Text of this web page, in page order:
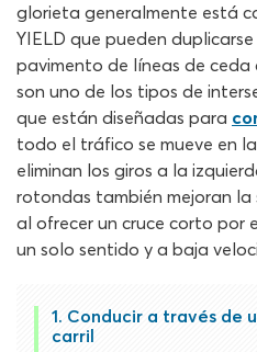
glorieta generalmente está
YIELD que pueden
pavimento de líneas de ceda
son uno de los tipos de
que están diseñadas para
todo el tráfico se mueve en
eliminan los giros a la
rotondas también mejoran
al ofrecer un cruce corto por
un solo sentido y a baja
Conducir a través de
carril